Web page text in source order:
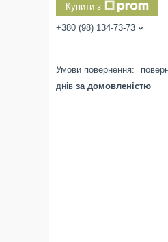
Купити з
+380 (98) 134-73-73
днів за домовленістю